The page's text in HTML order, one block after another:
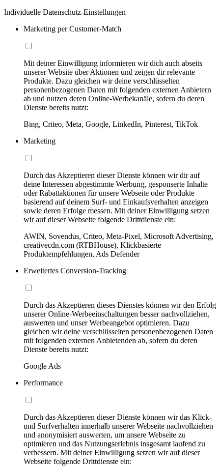
Individuelle Datenschutz-Einstellungen
Marketing per Customer-Match
Mit deiner Einwilligung informieren wir dich auch abseits
unserer Website über Aktionen und zeigen dir relevante
Produkte. Dazu gleichen wir deine verschlüsselten
personenbezogenen Daten mit folgenden externen Anbietern
ab und nutzen deren Online-Werbekanäle, sofern du deren
Dienste bereits nutzt:
Bing, Criteo, Meta, Google, LinkedIn, Pinterest, TikTok
Marketing
Durch das Akzeptieren dieser Dienste können wir dir auf
deine Interessen abgestimmte Werbung, gesponserte Inhalte
oder Rabattaktionen für unsere Webseite oder Produkte
basierend auf deinem Surf- und Einkaufsverhalten anzeigen
sowie deren Erfolge messen. Mit deiner Einwilligung setzen
wir auf dieser Webseite folgende Drittdienste ein:
AWIN, Sovendus, Criteo, Meta-Pixel, Microsoft Advertising,
creativecdn.com (RTBHouse), Klickbasierte
Produktempfehlungen, Ads Defender
Erweitertes Conversion-Tracking
Durch das Akzeptieren dieses Dienstes können wir den Erfolg
unserer Online-Werbeeinschaltungen besser nachvollziehen,
auswerten und unser Werbeangebot optimieren. Dazu
gleichen wir deine verschlüsselten personenbezogenen Daten
mit folgenden externen Anbietenden ab, sofern du deren
Dienste bereits nutzt:
Google Ads
Performance
Durch das Akzeptieren dieser Dienste können wir das Klick-
und Surfverhalten innerhalb unserer Webseite nachvollziehen
und anonymisiert auswerten, um unsere Webseite zu
optimieren und das Nutzungserlebnis insgesamt laufend zu
verbessern. Mit deiner Einwilligung setzen wir auf dieser
Webseite folgende Drittdienste ein: